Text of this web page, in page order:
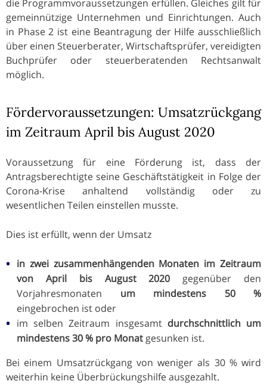
die Programmvoraussetzungen erfüllen. Gleiches gilt für
gemeinnützige Unternehmen und Einrichtungen. Auch
in Phase 2 ist eine Beantragung der Hilfe ausschließlich
über einen Steuerberater, Wirtschaftsprüfer, vereidigten
Buchprüfer oder steuerberatenden Rechtsanwalt
möglich.
Fördervoraussetzungen: Umsatzrückgang
im Zeitraum April bis August 2020
Voraussetzung für eine Förderung ist, dass der
Antragsberechtigte seine Geschäftstätigkeit in Folge der
Corona-Krise anhaltend vollständig oder zu
wesentlichen Teilen einstellen musste.
Dies ist erfüllt, wenn der Umsatz
in zwei zusammenhängenden Monaten im Zeitraum
von April bis August 2020 gegenüber den
Vorjahresmonaten um mindestens 50 %
eingebrochen ist oder
im selben Zeitraum insgesamt durchschnittlich um
mindestens 30 % pro Monat gesunken ist.
Bei einem Umsatzrückgang von weniger als 30 % wird
weiterhin keine Überbrückungshilfe ausgezahlt.